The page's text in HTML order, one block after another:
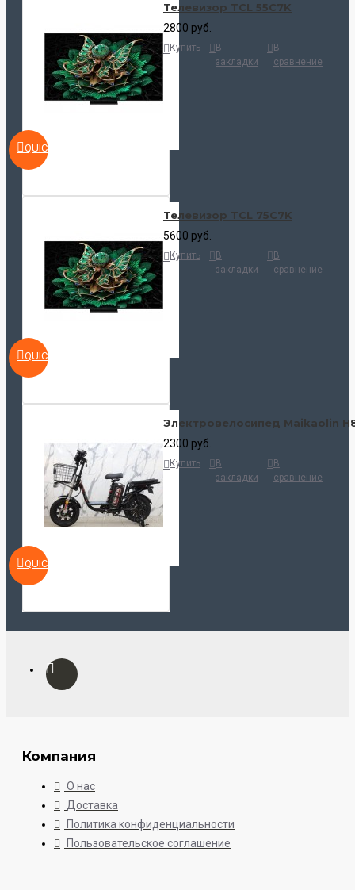
QUICKVIEW
Телевизор TCL 55C7K
2800 руб.
Купить
В
закладки
В
сравнение
QUICKVIEW
Телевизор TCL 75C7K
5600 руб.
Купить
В
закладки
В
сравнение
QUICKVIEW
Электровелосипед Maikaolin
2300 руб.
Купить
В
закладки
В
сравнение
Компания
О нас
Доставка
Политика конфиденциальности
Пользовательское соглашение